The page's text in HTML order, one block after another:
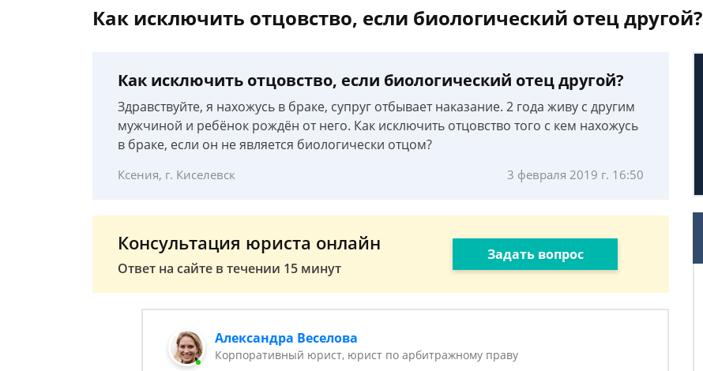
Как исключить отцовство, если биологический отец другой?
Как исключить отцовство, если биологический отец другой?
Здравствуйте, я нахожусь в браке, супруг отбывает наказание. 2 года живу с другим
мужчиной и ребёнок рождён от него. Как исключить отцовство того с кем нахожусь
в браке, если он не является биологически отцом?
Ксения, г. Киселевск 3 февраля 2019 г. 16:50
Консультация юриста онлайн
Ответ на сайте в течении 15 минут
Задать вопрос
Александра Веселова
Корпоративный юрист, юрист по арбитражному праву